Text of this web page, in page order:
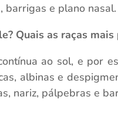
barrigas e plano nasal.
Quais as raças mais
ao sol, e por
albinas e
nariz, pálpebras e